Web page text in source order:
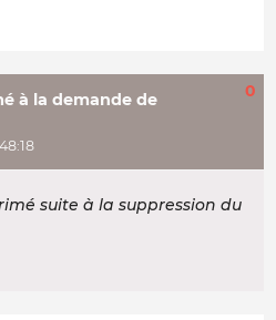
à la demande de
0
suite à la suppression du